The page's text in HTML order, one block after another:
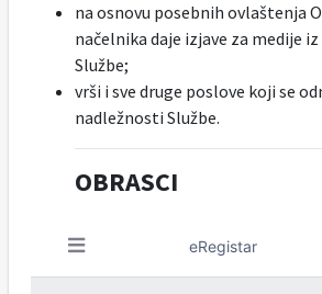
na osnovu posebnih ovlaštenja
načelnika daje izjave za medije
Službe;
vrši i sve druge poslove koji se
nadležnosti Službe.
OBRASCI